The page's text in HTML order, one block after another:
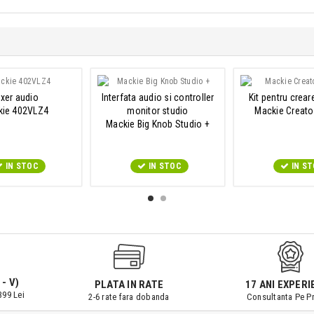
audio
402VLZ4
IN STOC
Interfata audio si controller
monitor studio
Mackie Big Knob Studio +
IN STOC
Kit pentru
Mackie
IN
- V)
Lei
PLATA IN RATE
2-6 rate fara dobanda
17 ANI
Consultanta Pe